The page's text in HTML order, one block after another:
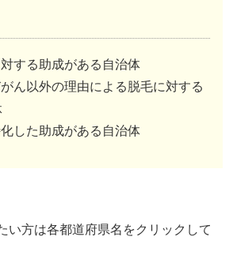
が助成を行いその情報を都道府県がまとめたケースがあります。
ージのトップページへリンクしています。
の併用可、不可は市区町村によって異なります。
対する助成がある自治体
がん以外の理由による脱毛に対する
化した助成がある自治体
い方は各都道府県名をクリックして